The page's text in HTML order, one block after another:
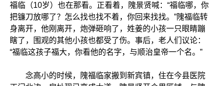
福临（10岁）也在那看。正看着，隗景贤喊：“福临哪，你
把镰刀放哪了？怎么找也找不着，你回来找找。”隗福临转
身离开，他刚离开，炮弹砸响了，姓姜的小孩一只眼睛蹦
瞎了，围观的其他小孩也都受了伤。事后，老人们议论：
“福临这孩子福大，你看他的名字，与顺治皇帝一个名。”
念高小的时候，隗福临家搬到新宾镇，住在今县医院